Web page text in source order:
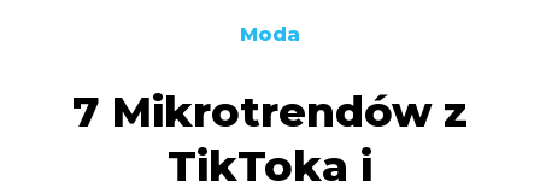
Moda
7 Mikrotrendów z
TikToka i